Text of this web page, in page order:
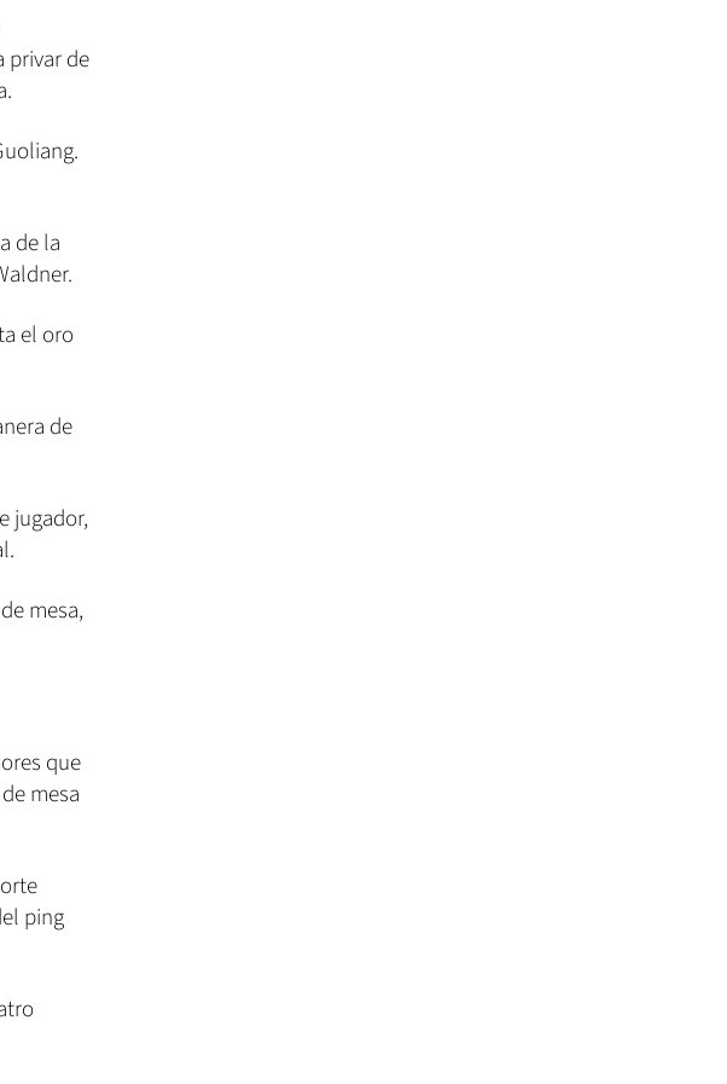
privar de
de la
el oro
de
jugador,
mesa,
que
mesa
ping